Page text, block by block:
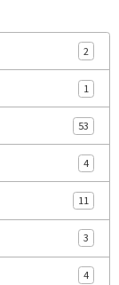
2
1
53
4
11
3
4